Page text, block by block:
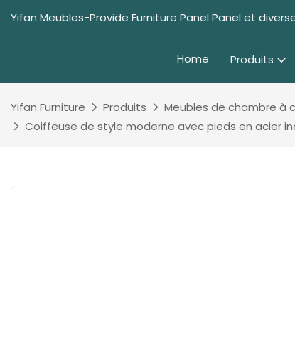
Yifan Meubles-Provide Furniture Panel Panel et
Home Produits
Yifan Furniture Produits Meubles de chambre à
Coiffeuse de style moderne avec pieds en acier